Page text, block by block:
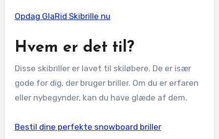
Opdag GlaRid Skibrille nu
Hvem er det til?
Disse skibriller er lavet til skiløbere. De er især
gode for dig, der bruger briller. Om du er erfaren
eller nybegynder, kan du have glæde af dem.
Bestil dine perfekte snowboard briller